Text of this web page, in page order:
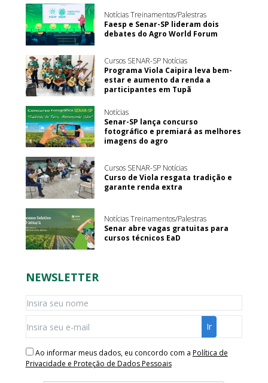
Notícias Treinamentos/Palestras
Faesp e Senar-SP lideram dois
debates do Agro World Forum
Cursos SENAR-SP Notícias
Programa Viola Caipira leva bem-
estar e aumento da renda a
participantes em Tupã
Notícias
Senar-SP lança concurso
fotográfico e premiará as melhores
imagens do agro
Cursos SENAR-SP Notícias
Curso de Viola resgata tradição e
garante renda extra
Notícias Treinamentos/Palestras
Senar abre vagas gratuitas para
cursos técnicos EaD
NEWSLETTER
Ao informar meus dados, eu concordo com a Política de
Privacidade e Proteção de Dados Pessoais